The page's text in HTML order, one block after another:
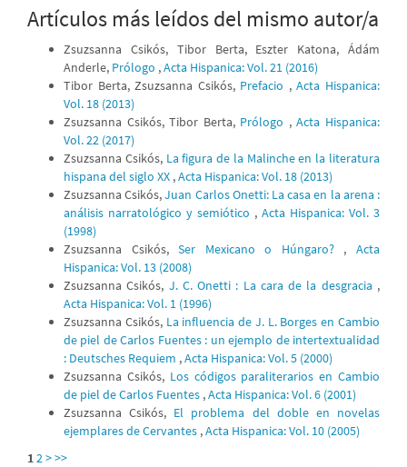
Artículos más leídos del mismo autor/a
Zsuzsanna Csikós, Tibor Berta, Eszter Katona, Ádám
Anderle, Prólogo ,Acta Hispanica: Vol. 21 (2016)
Tibor Berta, Zsuzsanna Csikós, Prefacio ,Acta Hispanica:
Vol. 18 (2013)
Zsuzsanna Csikós, Tibor Berta, Prólogo ,Acta Hispanica:
Vol. 22 (2017)
Zsuzsanna Csikós, La figura de la Malinche en la literatura
hispana del siglo XX ,Acta Hispanica: Vol. 18 (2013)
Zsuzsanna Csikós,Juan Carlos Onetti: La casa en la arena :
análisis narratológico y semiótico , Acta Hispanica: Vol. 3
(1998)
Zsuzsanna Csikós,Ser Mexicano o Húngaro? ,Acta
Hispanica: Vol. 13 (2008)
Zsuzsanna Csikós, J. C. Onetti : La cara de la desgracia ,
Acta Hispanica: Vol. 1 (1996)
Zsuzsanna Csikós, La influencia de J. L. Borges en Cambio
de piel de Carlos Fuentes : un ejemplo de intertextualidad
: Deutsches Requiem ,Acta Hispanica: Vol. 5 (2000)
Zsuzsanna Csikós, Los códigos paraliterarios en Cambio
de piel de Carlos Fuentes ,Acta Hispanica: Vol. 6 (2001)
Zsuzsanna Csikós, El problema del doble en novelas
ejemplares de Cervantes ,Acta Hispanica: Vol. 10 (2005)
12>>>